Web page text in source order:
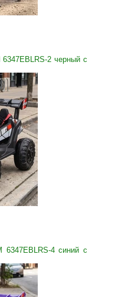
2 черный с
6347EBLRS-4 синий с